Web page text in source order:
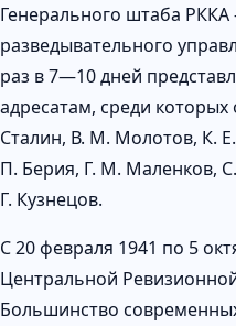
Генерального штаба
разведывательного
раз в 7—10 дней
адресатам, среди
Сталин, В. М. Молотов, К.
П. Берия, Г. М. Маленков,
Г. Кузнецов.
С 20 февраля 1941 по 5
Центральной
Большинство